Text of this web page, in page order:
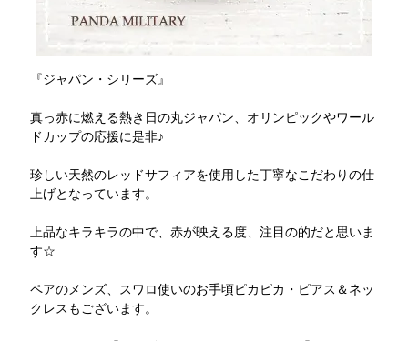
『ジャパン・シリーズ』
真っ赤に燃える熱き日の丸ジャパン、オリンピックやワール
ドカップの応援に是非♪
珍しい天然のレッドサフィアを使用した丁寧なこだわりの仕
上げとなっています。
上品なキラキラの中で、赤が映える度、注目の的だと思いま
す☆
ペアのメンズ、スワロ使いのお手頃ピカピカ・ピアス＆ネッ
クレスもございます。